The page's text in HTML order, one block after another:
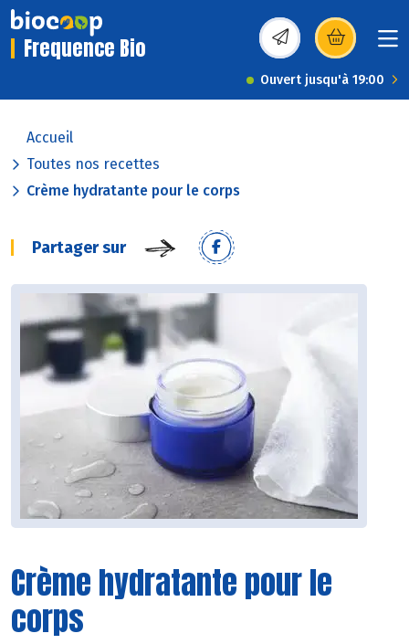
Frequence Bio (s’ouvre dans une
Ouvert jusqu'à 19:00
Accueil
Toutes nos recettes
Crème hydratante pour le corps
Partager sur
Crème hydratante pour le
corps